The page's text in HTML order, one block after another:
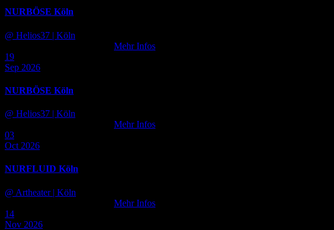
NURBÖSE Köln
@ Helios37 | Köln
Mehr Infos
19
Sep 2026
NURBÖSE Köln
@ Helios37 | Köln
Mehr Infos
03
Oct 2026
NURFLUID Köln
@ Artheater | Köln
Mehr Infos
14
Nov 2026